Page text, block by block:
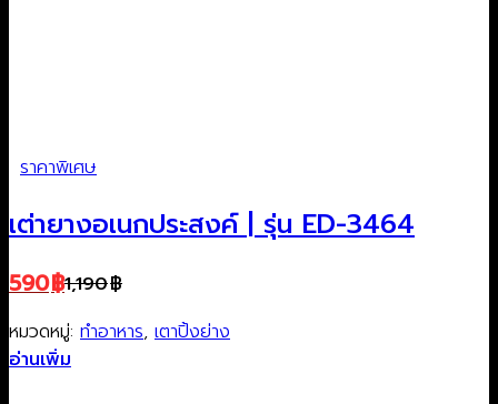
ราคาพิเศษ
เต่ายางอเนกประสงค์ | รุ่น ED-3464
1,190฿
Original
price
was:
590฿
Current
price
is:
หมวดหมู่: ทำอาหาร, เตาปิ้งย่าง
อ่านเพิ่ม